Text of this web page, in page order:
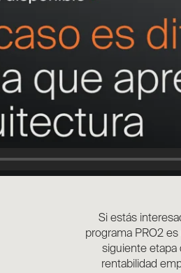
Si estás
programa PRO2
siguiente etapa
rentabilidad